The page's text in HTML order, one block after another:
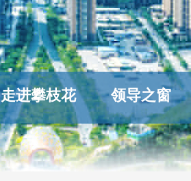
走进攀枝花 领导之窗